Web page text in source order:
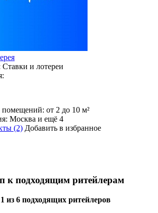
Ставки и лотереи
от 2 до 10 м²
Москва и ещё 4
(2) Добавить в избранное
к подходящим ритейлерам
1 из 6 подходящих ритейлеров